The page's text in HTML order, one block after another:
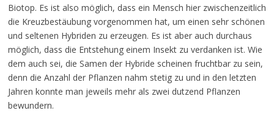
Biotop. Es ist also möglich, dass ein Mensch hier zwischenzeitlich
die Kreuzbestäubung vorgenommen hat, um einen sehr schönen
und seltenen Hybriden zu erzeugen. Es ist aber auch durchaus
möglich, dass die Entstehung einem Insekt zu verdanken ist. Wie
dem auch sei, die Samen der Hybride scheinen fruchtbar zu sein,
denn die Anzahl der Pflanzen nahm stetig zu und in den letzten
Jahren konnte man jeweils mehr als zwei dutzend Pflanzen
bewundern.